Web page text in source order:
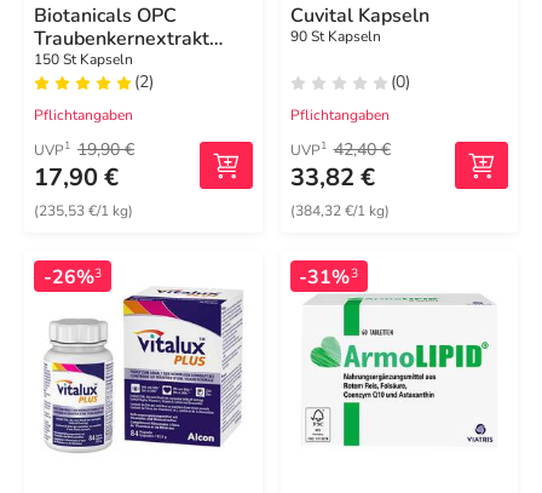
Biotanicals OPC
Traubenkernextrakt
Kapseln
150 St Kapseln
(2)
Pflichtangaben
UVP1 19,90 €
17,90 €
(235,53 €/1 kg)
Cuvital Kapseln
90 St Kapseln
(0)
Pflichtangaben
UVP1 42,40 €
33,82 €
(384,32 €/1 kg)
-26%3 -31%3